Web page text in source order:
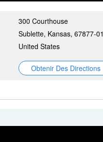
300 Courthouse
Sublette, Kansas, 67877-
United States
Obtenir Des Directions